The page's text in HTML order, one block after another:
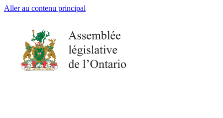
Aller au contenu principal